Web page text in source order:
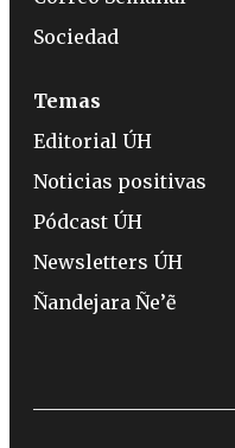
Sociedad
Temas
Editorial ÚH
Noticias positivas
Pódcast ÚH
Newsletters ÚH
Ñandejara Ñe’ẽ